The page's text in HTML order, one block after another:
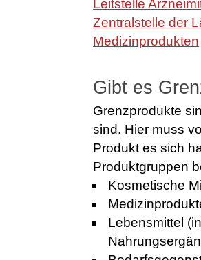
Leitstelle
Zentralstelle der
Medizinprodukten
Gibt es
Grenzprodukte
sind. Hier muss
Produkt es sich
Produktgruppen
Kosmetische
Lebensmittel